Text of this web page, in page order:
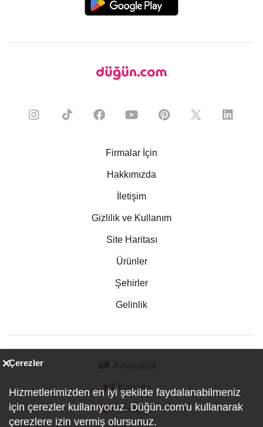
Firmalar İçin
Hakkımızda
İletişim
Gizlilik ve Kullanım
Site Haritası
Ürünler
Şehirler
Gelinlik
Kanada
Almanya
Çerezler
Hizmetlerimizden en iyi şekilde faydalanabilmeniz
için çerezler kullanıyoruz. Düğün.com'u kullanarak
çerezlere izin vermiş olursunuz.